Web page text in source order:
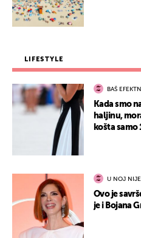
LIFESTYLE
BAŠ
Kada smo
haljinu,
košta samo
U NOJ NIJE
Ovo je
je i Bojana